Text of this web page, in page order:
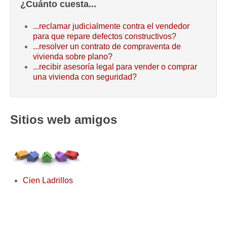
¿Cuánto cuesta...
...reclamar judicialmente contra el vendedor
para que repare defectos constructivos?
...resolver un contrato de compraventa de
vivienda sobre plano?
...recibir asesoría legal para vender o comprar
una vivienda con seguridad?
Sitios web amigos
Cien Ladrillos